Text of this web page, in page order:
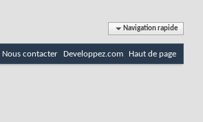
Navigation rapide
Nous contacter Developpez.com Haut de page